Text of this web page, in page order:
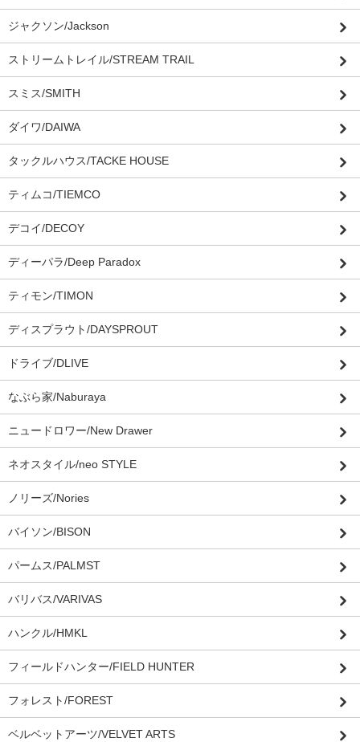
ジャクソン/Jackson
ストリームトレイル/STREAM TRAIL
スミス/SMITH
ダイワ/DAIWA
タックルハウス/TACKE HOUSE
ティムコ/TIEMCO
デコイ/DECOY
ディーパラ/Deep Paradox
ティモン/TIMON
ディスプラウト/DAYSPROUT
ドライブ/DLIVE
なぶら家/Naburaya
ニュードロワー/New Drawer
ネオスタイル/neo STYLE
ノリーズ/Nories
バイソン/BISON
パームス/PALMST
バリバス/VARIVAS
ハンクル/HMKL
フィールドハンター/FIELD HUNTER
フォレスト/FOREST
ベルベットアーツ/VELVET ARTS